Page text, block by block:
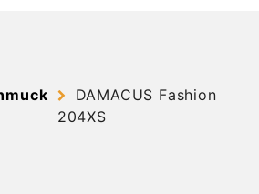
DAMACUS Fashion
204XS